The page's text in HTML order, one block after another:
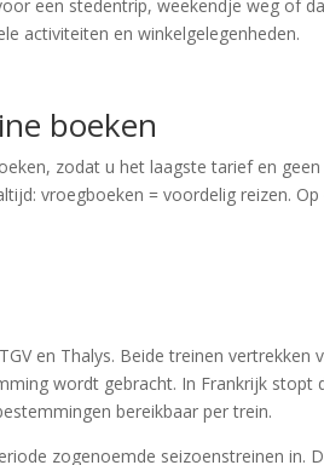
een stedentrip, weekendje weg of
activiteiten en winkelgelegenheden.
boeken
zodat u het laagste tarief en
vroegboeken = voordelig reizen.
en Thalys. Beide treinen vertrekken
wordt gebracht. In Frankrijk stopt
bereikbaar per trein.
zogenoemde seizoenstreinen in.